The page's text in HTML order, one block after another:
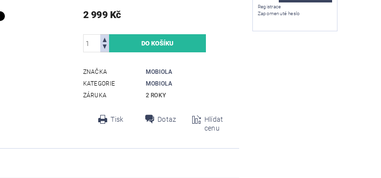
2 999 Kč
ZNAČKA
MOBIOLA
KATEGORIE
MOBIOLA
ZÁRUKA
2 ROKY
Tisk Dotaz
Hlídat
cenu
Registrace
Zapomenuté heslo